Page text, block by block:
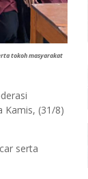
tokoh masyarakat
Kamis, (31/8)
serta